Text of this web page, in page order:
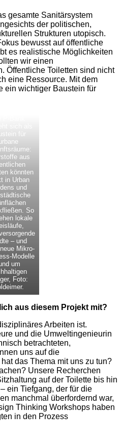
gesamte Sanitärsystem
der politischen,
Strukturen utopisch.
bewusst auf öffentliche
es realistische Möglichkeiten
wir einen
Öffentliche Toiletten sind nicht
eine Ressource. Mit dem
ein wichtiger Baustein für
für
aus
könnten
in Urban
und
So
lokale
– und
Mikro-
Modelle
um
Foto:
aus diesem Projekt mit?
Arbeiten ist.
und die Umweltingenieurin
betrachteten,
uns auf die
das Thema mit uns zu tun?
Unsere Recherchen
auf der Toilette bis hin
ein Tiefgang, der für die
manchmal überfordernd war,
Thinking Workshops haben
in den Prozess